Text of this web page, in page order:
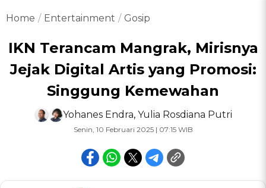
Home Entertainment Gosip
IKN Terancam Mangrak, Mirisnya
Jejak Digital Artis yang Promosi:
Singgung Kemewahan
Yohanes Endra, Yulia Rosdiana Putri
Senin, 10 Februari 2025 | 07:15 WIB